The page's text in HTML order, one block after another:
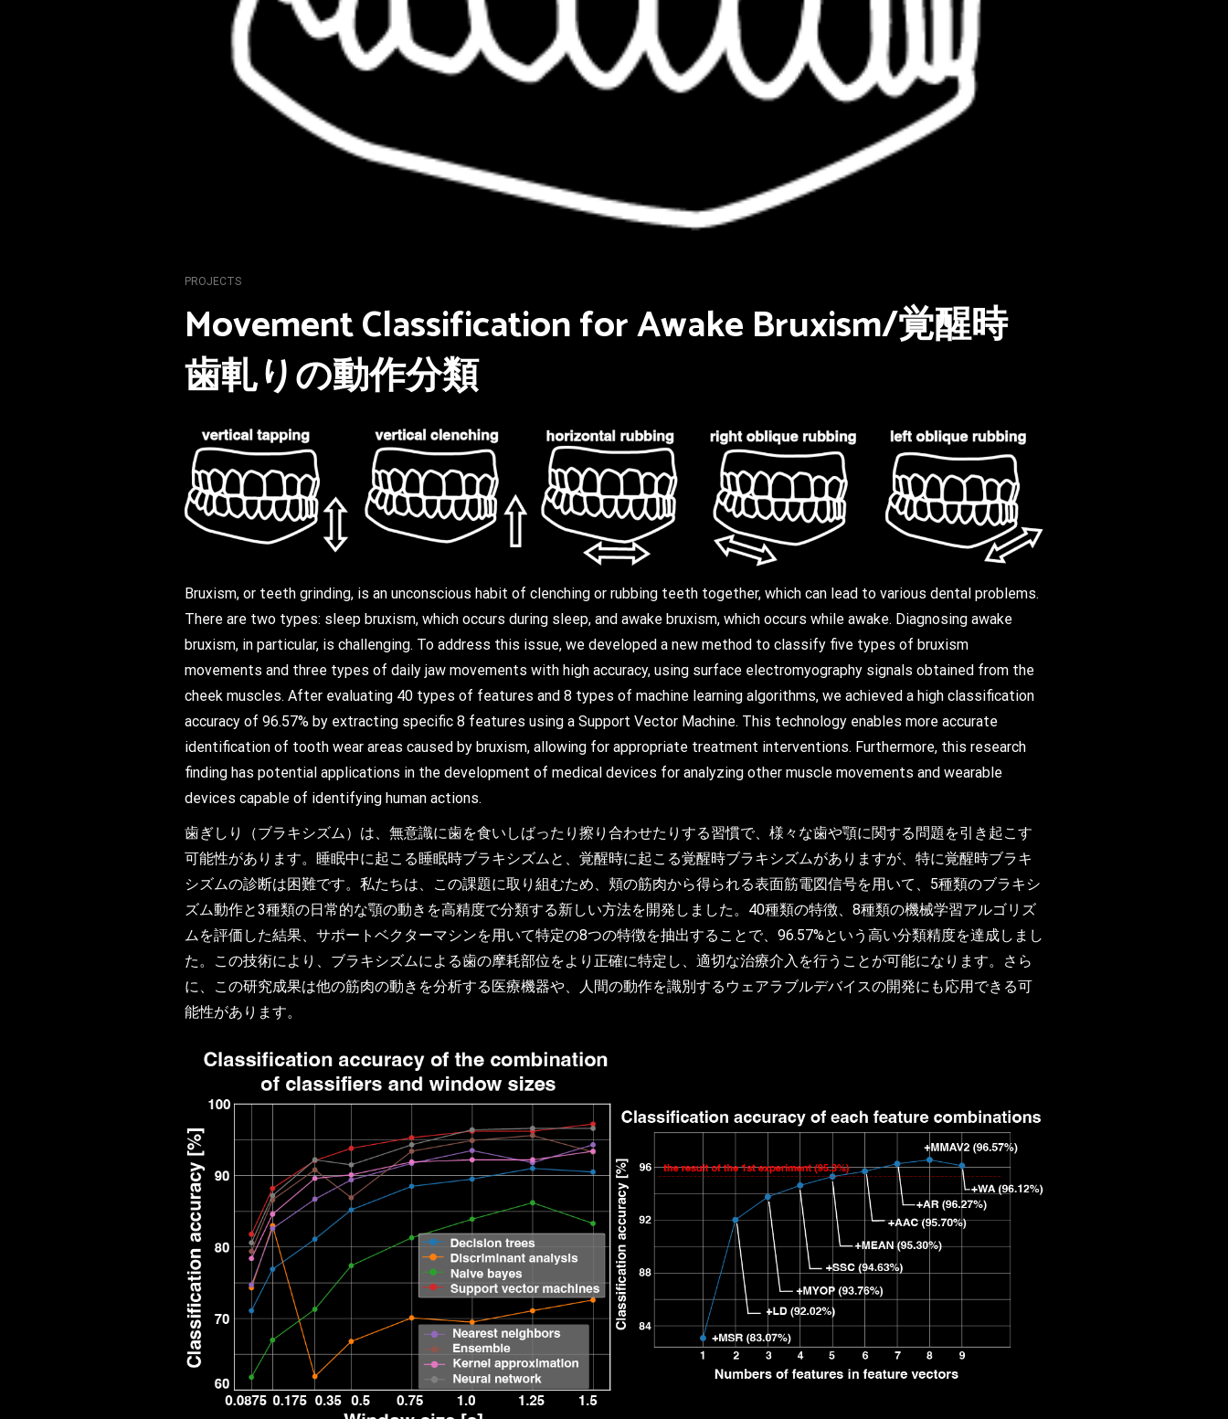
PROJECTS
Movement Classification for Awake Bruxism/覚醒時
歯軋りの動作分類
Bruxism, or teeth grinding, is an unconscious habit of clenching or rubbing teeth together, which can lead to various dental problems.
There are two types: sleep bruxism, which occurs during sleep, and awake bruxism, which occurs while awake. Diagnosing awake
bruxism, in particular, is challenging. To address this issue, we developed a new method to classify five types of bruxism
movements and three types of daily jaw movements with high accuracy, using surface electromyography signals obtained from the
cheek muscles. After evaluating 40 types of features and 8 types of machine learning algorithms, we achieved a high classification
accuracy of 96.57% by extracting specific 8 features using a Support Vector Machine. This technology enables more accurate
identification of tooth wear areas caused by bruxism, allowing for appropriate treatment interventions. Furthermore, this research
finding has potential applications in the development of medical devices for analyzing other muscle movements and wearable
devices capable of identifying human actions.
歯ぎしり（ブラキシズム）は、無意識に歯を食いしばったり擦り合わせたりする習慣で、様々な歯や顎に関する問題を引き起こす
可能性があります。睡眠中に起こる睡眠時ブラキシズムと、覚醒時に起こる覚醒時ブラキシズムがありますが、特に覚醒時ブラキ
シズムの診断は困難です。私たちは、この課題に取り組むため、頬の筋肉から得られる表面筋電図信号を用いて、5種類のブラキシ
ズム動作と3種類の日常的な顎の動きを高精度で分類する新しい方法を開発しました。40種類の特徴、8種類の機械学習アルゴリズ
ムを評価した結果、サポートベクターマシンを用いて特定の8つの特徴を抽出することで、96.57%という高い分類精度を達成しまし
た。この技術により、ブラキシズムによる歯の摩耗部位をより正確に特定し、適切な治療介入を行うことが可能になります。さら
に、この研究成果は他の筋肉の動きを分析する医療機器や、人間の動作を識別するウェアラブルデバイスの開発にも応用できる可
能性があります。